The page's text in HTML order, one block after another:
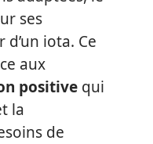
ses
iota. Ce
aux
positive qui
la
de